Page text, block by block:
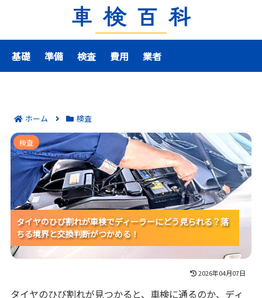
基礎 準備 検査 費用 業者
ホーム 検査
タイヤのひび割れが車検でディーラーにどう見られる？
落ちる境界と交換判断がつかめる！
タイヤのひび割れが車検でディーラーにどう見られる？落
ちる境界と交換判断がつかめる！
タイヤのひび割れが車検でディーラーにどう見られる？落
ちる境界と交換判断がつかめる！
タイヤのひび割れが車検でディーラーにどう見られる？落
ちる境界と交換判断がつかめる！
検査
2026年04月07日
タイヤのひび割れが見つかると、車検に通るのか、ディ